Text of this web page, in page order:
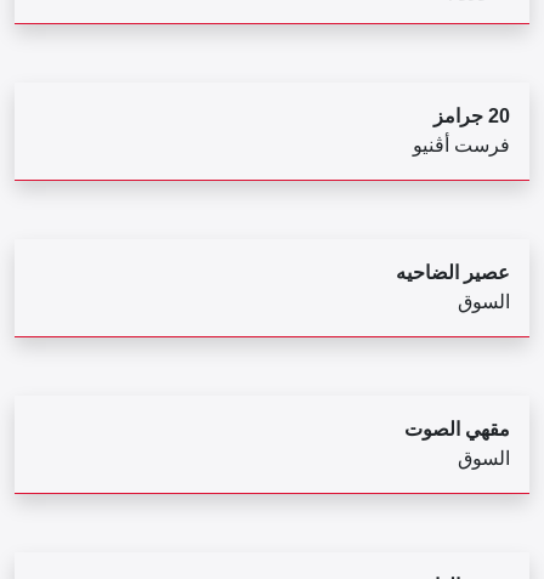
20 جرامز
فرست أڨنيو
عصير الضاحيه
السوق
مقهي الصوت
السوق